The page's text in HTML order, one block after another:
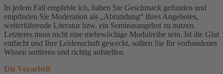
In jedem Fall empfehle ich, haben Sie Geschmack gefunden und
empfinden Sie Moderation als „Abrundung“ Ihres Angebotes,
weiterführende Literatur bzw. ein Seminarangebot zu nutzen.
Letzteres muss nicht eine mehrwöchige Modulreihe sein. Ist die Glut
entfacht und Ihre Leidenschaft geweckt, sollten Sie Ihr vorhandenes
Wissen sortieren und richtig aufstellen.
Die Vorarbeit